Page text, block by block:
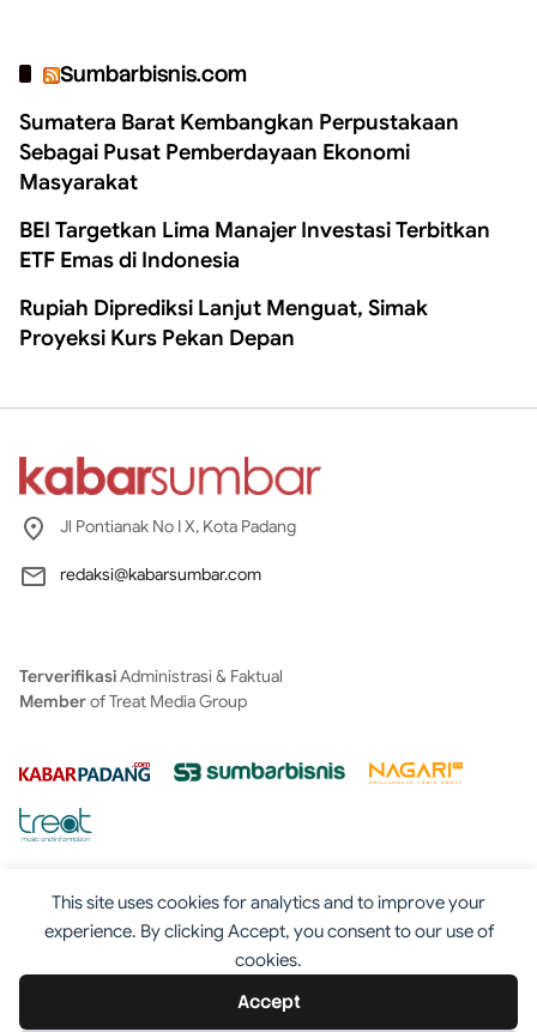
This site uses cookies for analytics and to improve your
experience. By clicking Accept, you consent to our use of
cookies.
Accept
Sumbarbisnis.com
Sumatera Barat Kembangkan Perpustakaan
Sebagai Pusat Pemberdayaan Ekonomi
Masyarakat
BEI Targetkan Lima Manajer Investasi Terbitkan
ETF Emas di Indonesia
Rupiah Diprediksi Lanjut Menguat, Simak
Proyeksi Kurs Pekan Depan
Jl Pontianak No I X, Kota Padang
redaksi@kabarsumbar.com
TerverifikasiAdministrasi & Faktual
Memberof Treat Media Group
Tentang Redaksi Kontak Disclaimer
Iklan